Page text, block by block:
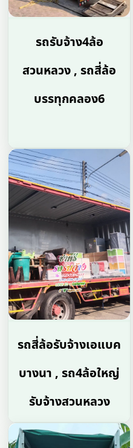
รถรับจ้าง4ล้อ
สวนหลวง , รถสี่ล้อ
บรรทุกคลอง6
รถสี่ล้อรับจ้างเอแบค
บางนา , รถ4ล้อใหญ่
รับจ้างสวนหลวง